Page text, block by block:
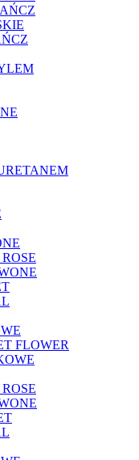
FLOWER